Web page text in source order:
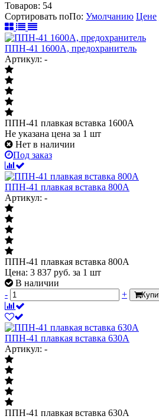
Товаров: 54
Сортировать поПо: Умолчанию Цене
ППН-41 1600А, предохранитель
Артикул: -
ППН-41 плавкая вставка 1600А
Не указана цена за 1 шт
Нет в наличии
Под заказ
ППН-41 плавкая вставка 800А
Артикул: -
ППН-41 плавкая вставка 800А
Цена: 3 837 руб. за 1 шт
В наличии
-
+
ППН-41 плавкая вставка 630А
Артикул: -
ППН-41 плавкая вставка 630А